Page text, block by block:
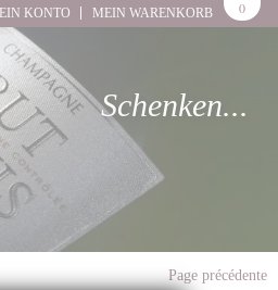
0
MEIN WARENKORB
KONTO
Schenken...
Page précédente